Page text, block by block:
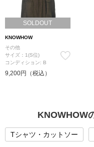
SOLDOUT
KNOWHOW
その他
サイズ：1(S位)
コンディション: B
9,200円（税込）
KNOWHOW
Tシャツ・カットソー